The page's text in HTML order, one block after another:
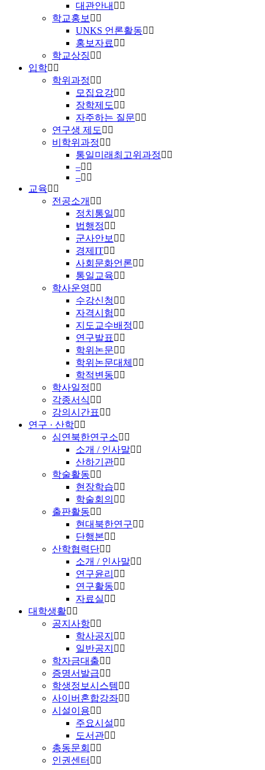
대관안내
학교홍보
UNKS 언론활동
홍보자료
학교상징
입학
학위과정
모집요강
장학제도
자주하는 질문
연구생 제도
비학위과정
통일미래최고위과정
–
–
교육
전공소개
정치통일
법행정
군사안보
경제IT
사회문화언론
통일교육
학사운영
수강신청
자격시험
지도교수배정
연구발표
학위논문
학위논문대체
학적변동
학사일정
각종서식
강의시간표
연구 · 산학
심연북한연구소
소개 / 인사말
산하기관
학술활동
현장학습
학술회의
출판활동
현대북한연구
단행본
산학협력단
소개 / 인사말
연구윤리
연구활동
자료실
대학생활
공지사항
학사공지
일반공지
학자금대출
증명서발급
학생정보시스템
사이버혼합강좌
시설이용
주요시설
도서관
총동문회
인권센터